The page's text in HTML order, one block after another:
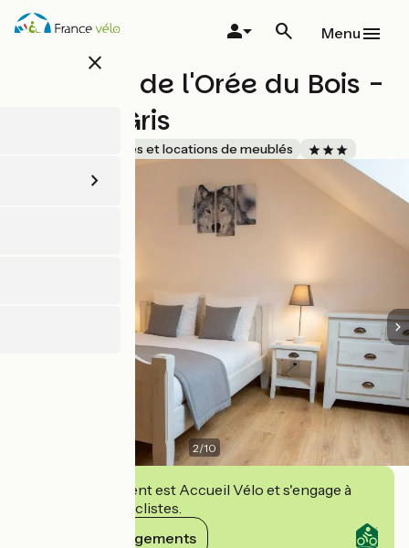
Aller
au
close
Menu
Les Gîtes de l'Orée du Bois -
Le Loup Gris
Gîtes et locations de meublés
2/10
Cet établissement est Accueil Vélo et s'engage à
accueillir des cyclistes.
Voir ses engagements